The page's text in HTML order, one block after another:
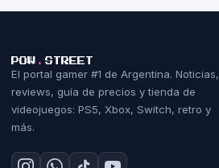
POW . STREET
El portal gamer #1 de Argentina. Noticias,
reviews, guía de precios y tienda de
videojuegos: PS5, Xbox, Switch, retro y
más.